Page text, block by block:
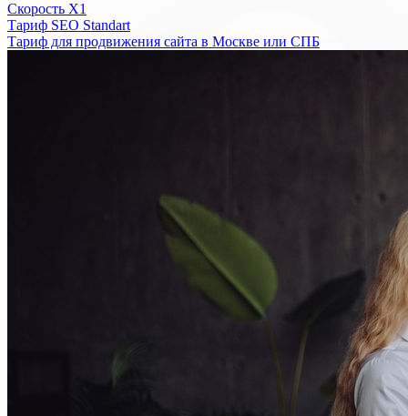
Скорость Х1
Тариф SEO Standart
Тариф для продвижения сайта в Москве или СПБ